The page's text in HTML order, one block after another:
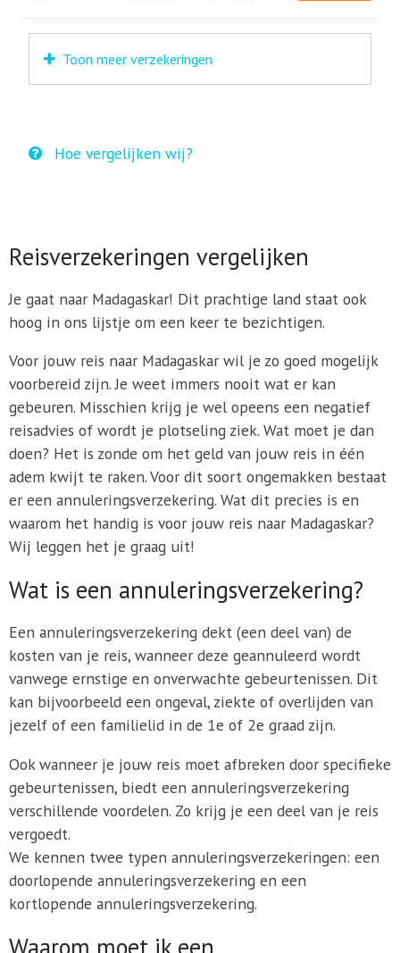
Toon meer verzekeringen
Hoe vergelijken wij?
Reisverzekeringen vergelijken
Je gaat naar Madagaskar! Dit prachtige land staat ook
hoog in ons lijstje om een keer te bezichtigen.
Voor jouw reis naar Madagaskar wil je zo goed mogelijk
voorbereid zijn. Je weet immers nooit wat er kan
gebeuren. Misschien krijg je wel opeens een negatief
reisadvies of wordt je plotseling ziek. Wat moet je dan
doen? Het is zonde om het geld van jouw reis in één
adem kwijt te raken. Voor dit soort ongemakken bestaat
er een annuleringsverzekering. Wat dit precies is en
waarom het handig is voor jouw reis naar Madagaskar?
Wij leggen het je graag uit!
Wat is een annuleringsverzekering?
Een annuleringsverzekering dekt (een deel van) de
kosten van je reis, wanneer deze geannuleerd wordt
vanwege ernstige en onverwachte gebeurtenissen. Dit
kan bijvoorbeeld een ongeval, ziekte of overlijden van
jezelf of een familielid in de 1e of 2e graad zijn.
Ook wanneer je jouw reis moet afbreken door specifieke
gebeurtenissen, biedt een annuleringsverzekering
verschillende voordelen. Zo krijg je een deel van je reis
vergoedt.
We kennen twee typen annuleringsverzekeringen: een
doorlopende annuleringsverzekering en een
kortlopende annuleringsverzekering.
Waarom moet ik een